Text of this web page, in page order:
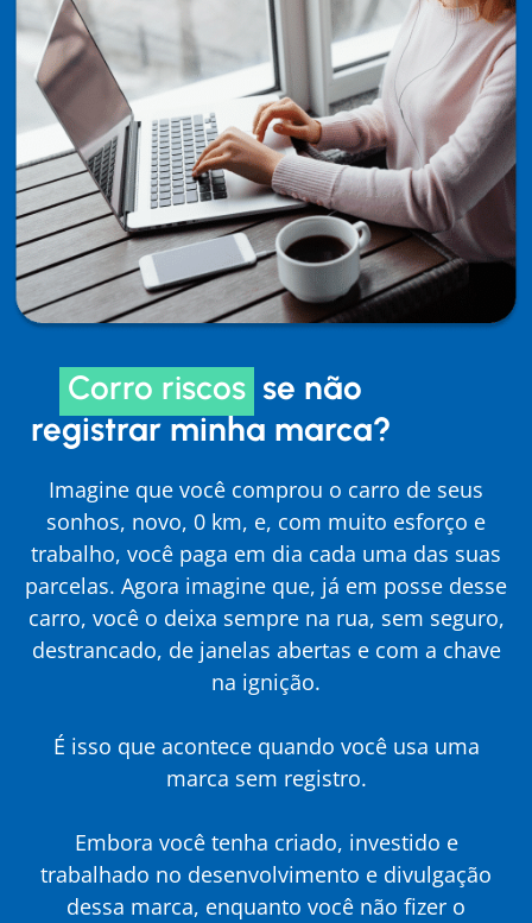
Corro riscos se não
registrar minha marca?
Imagine que você comprou o carro de seus
sonhos, novo, 0 km, e, com muito esforço e
trabalho, você paga em dia cada uma das suas
parcelas. Agora imagine que, já em posse desse
carro, você o deixa sempre na rua, sem seguro,
destrancado, de janelas abertas e com a chave
na ignição.
É isso que acontece quando você usa uma
marca sem registro.
Embora você tenha criado, investido e
trabalhado no desenvolvimento e divulgação
dessa marca, enquanto você não fizer o